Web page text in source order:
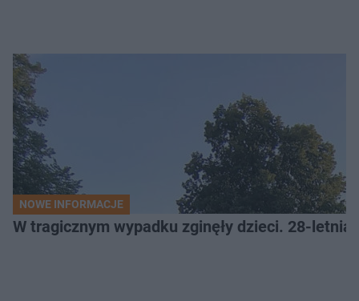
NOWE INFORMACJE
W tragicznym wypadku zginęły dzieci. 28-